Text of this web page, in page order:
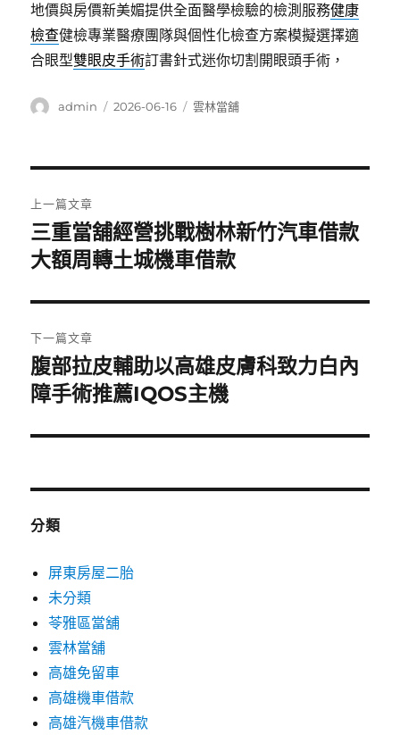
地價與房價新美媚提供全面醫學檢驗的檢測服務健康
檢查健檢專業醫療團隊與個性化檢查方案模擬選擇適
合眼型雙眼皮手術訂書針式迷你切割開眼頭手術，
作
admin
發
2026-06-16
分
雲林當舖
章
導
覽
上一篇文章
上
一
文
章:
三重當舖經營挑戰樹林新竹汽車借款
大額周轉土城機車借款
下一篇文章
下
一
文
腹部拉皮輔助以高雄皮膚科致力白內
障手術推薦IQOS主機
分類
屏東房屋二胎
未分類
苓雅區當舖
雲林當舖
高雄免留車
高雄機車借款
高雄汽機車借款